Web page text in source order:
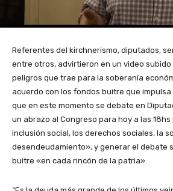
Referentes del kirchnerismo, diputados,
entre otros, advirtieron en un video subido
peligros que trae para la soberanía
acuerdo con los fondos buitre que
que en este momento se debate en
un abrazo al Congreso para hoy a las
inclusión social, los derechos sociales, la
desendeudamiento», y generar el debate
buitre «en cada rincón de la patria».